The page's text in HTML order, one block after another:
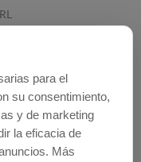
para el
su consentimiento,
y de marketing
la eficacia de
Más